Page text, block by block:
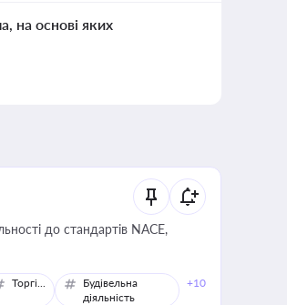
на основі яких
до стандартів NACE,
Торгівля
Будівельна
діяльність
+10